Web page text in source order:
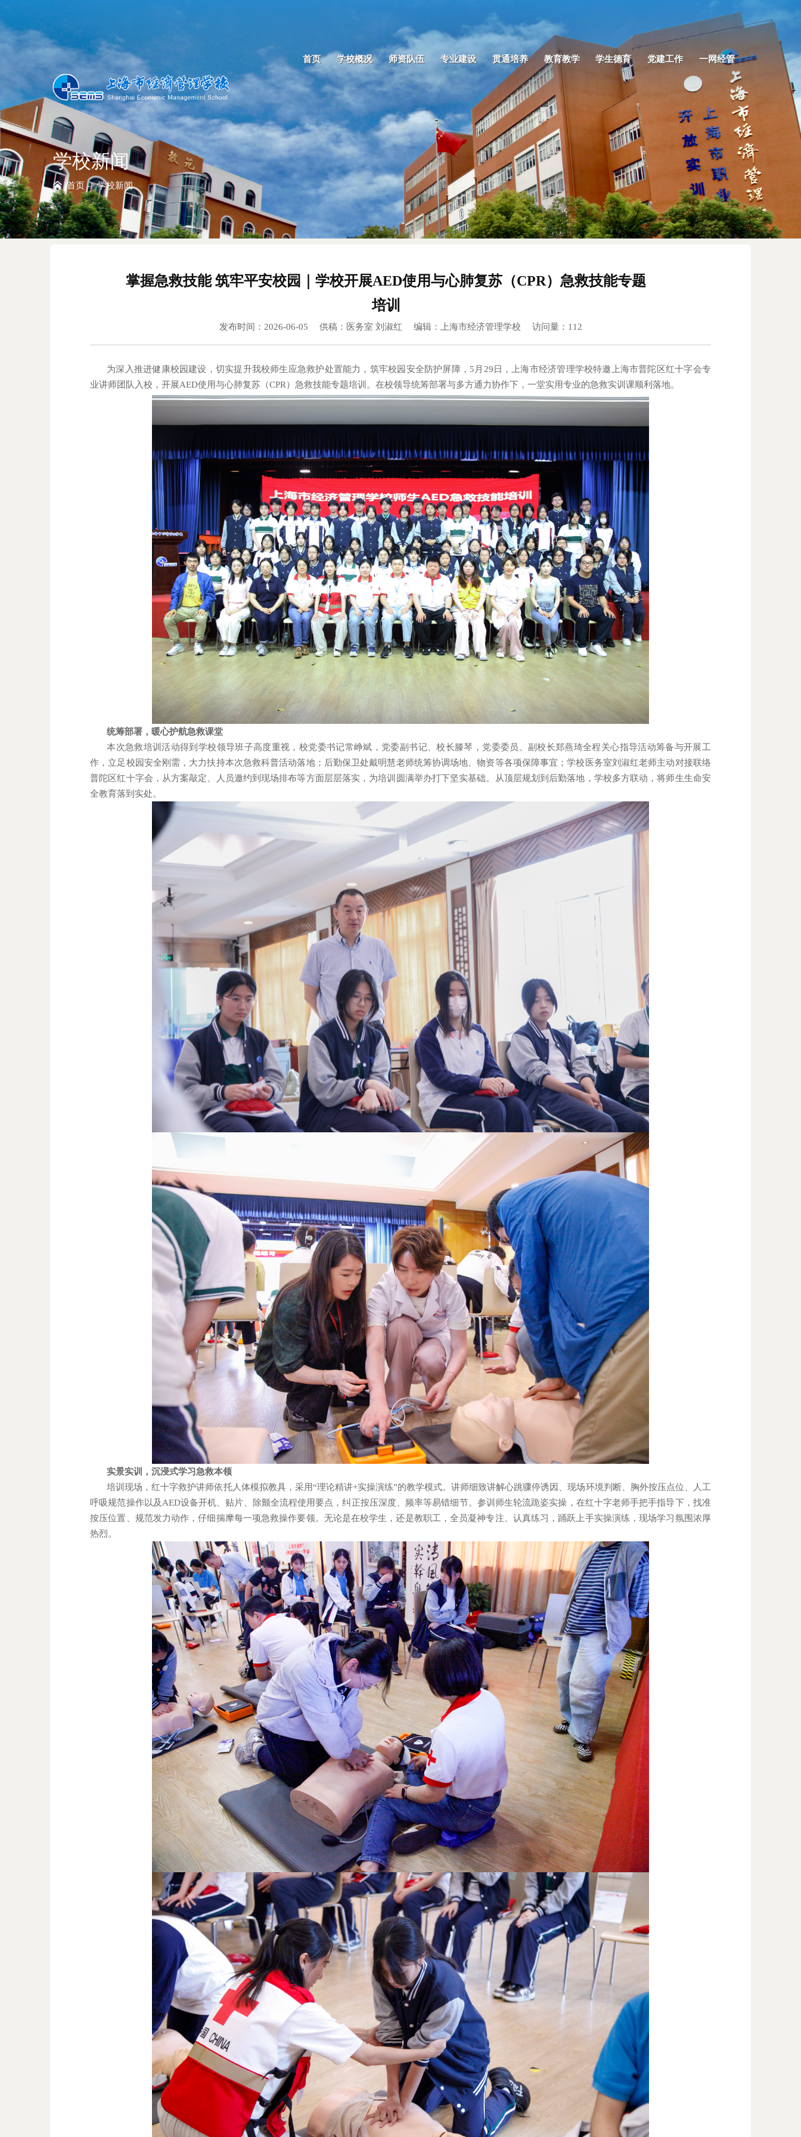
学校新闻
首页 -> 学校新闻
首页 学校概况 师资队伍 专业建设 贯通培养 教育教学 学生德育 党建工作 一网经管
掌握急救技能 筑牢平安校园｜学校开展AED使用与心肺复苏（CPR）急救技能专题
培训
发布时间：2026-06-05 供稿：医务室 刘淑红 编辑：上海市经济管理学校 访问量： 112
为深入推进健康校园建设，切实提升我校师生应急救护处置能力，筑牢校园安全防护屏障， 5月 29 日，上海市经济管理学校特邀上海市普陀区红十字会专
业讲师团队入校，开展AED使用与心肺复苏（CPR）急救技能专题培训。在校领导统筹部署与多方通力协作下，一堂实用专业的急救实训课顺利落地。
统筹部署，暖心护航急救课堂
本次急救培训活动得到学校领导班子高度重视， 校党委书记常峥斌 ， 党委副书记、校长滕琴 ， 党委委员、副校长郑燕琦全程关心指导活动筹备与开展工
作，立足校园安全刚需，大力扶持本次急救科普活动落地；后勤保卫处戴明慧老师统筹协调场地、物资等各项保障事宜；学校医务室刘淑红老师主动对接联络
普陀区红十字会，从方案敲定、人员邀约到现场排布等方面层层落实，为培训圆满举办打下坚实基础。从顶层规划到后勤落地，学校多方联动，将师生生命安
全教育落到实处。
实景实训，沉浸式学习急救本领
培训现场，红十字救护讲师依托人体模拟教具，采用“理论精讲+实操演练”的教学模式。讲师细致讲解心跳骤停诱因、现场环境判断、胸外按压点位、人工
呼吸规范操作以及 AED设备开机、贴片、除颤全流程使用要点，纠正按压深度、频率等易错细节。参训师生轮流跪姿实操，在红十字老师手把手指导下，找准
按压位置、规范发力动作，仔细揣摩每一项急救操作要领。无论是在校学生，还是教职工，全员凝神专注、认真练习，踊跃上手实操演练，现场学习氛围浓厚
热烈。